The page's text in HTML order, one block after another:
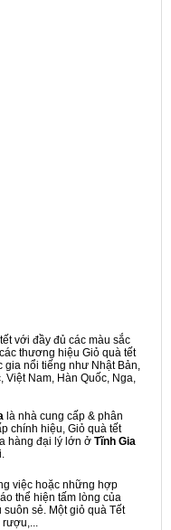
với đầy đủ các màu sắc
thương hiệu Giỏ quà tết
gia nổi tiếng như Nhật Bản,
Việt Nam, Hàn Quốc, Nga,
là nhà cung cấp & phân
chính hiệu, Giỏ quà tết
hàng đại lý lớn ở Tĩnh Gia
việc hoặc những hợp
thể hiện tấm lòng của
sẻ. Một giỏ quà Tết
rượu,...